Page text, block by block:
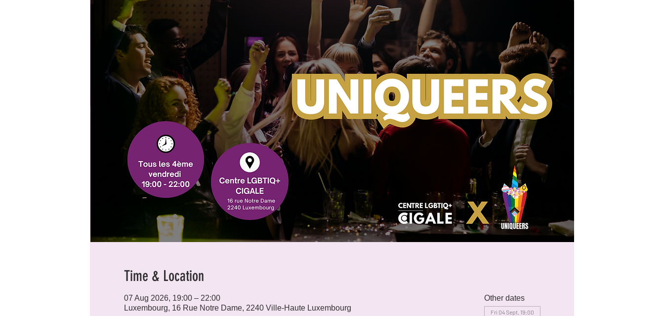
Time & Location
07 Aug 2026, 19:00 – 22:00
Luxembourg, 16 Rue Notre Dame, 2240 Ville-Haute Luxembourg
Other dates
Fri 04 Sept, 19:00